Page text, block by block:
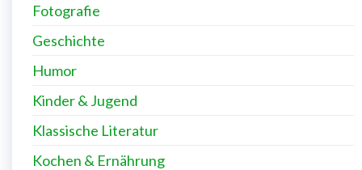
Fotografie
Geschichte
Humor
Kinder & Jugend
Klassische Literatur
Kochen & Ernährung